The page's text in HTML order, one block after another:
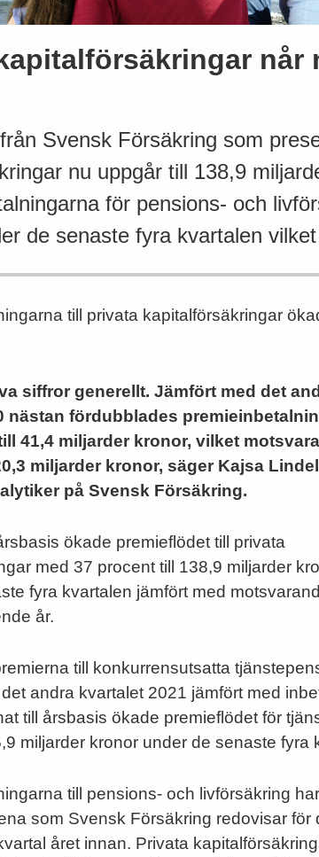
når
Svensk Försäkring som
nu uppgår till 138,9
för pensions- och
de senaste fyra kvartalen
till privata kapitalförsäkringar
siffror generellt. Jämfört med det
nästan fördubblades
41,4 miljarder kronor, vilket
miljarder kronor, säger Kajsa
på Svensk Försäkring.
ökade premieflödet till privata
med 37 procent till 138,9 miljarder
fyra kvartalen jämfört med
år.
till konkurrensutsatta
andra kvartalet 2021 jämfört med
till årsbasis ökade premieflödet för
miljarder kronor under de senaste fyra
till pensions- och livförsäkring
som Svensk Försäkring redovisar
året innan. Privata